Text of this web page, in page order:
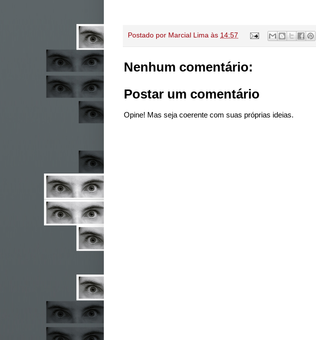
Postado por Marcial Lima às 14:57
Nenhum comentário:
Postar um comentário
Opine! Mas seja coerente com suas próprias ideias.